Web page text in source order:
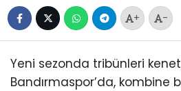
+ -
Yeni sezonda tribünleri
Bandırmaspor’da, kombine